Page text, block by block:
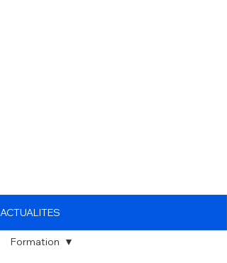
ACTUALITES
Formation